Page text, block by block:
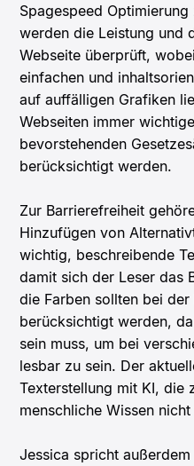
Spagespeed
werden die Leistung und
Webseite überprüft,
einfachen und
auf auffälligen Grafiken
Webseiten immer
bevorstehenden
berücksichtigt werden.
Zur Barrierefreiheit
Hinzufügen von
wichtig, beschreibende
damit sich der Leser das
die Farben sollten bei
berücksichtigt werden,
sein muss, um bei
lesbar zu sein. Der
Texterstellung mit KI, die
menschliche Wissen
Jessica spricht